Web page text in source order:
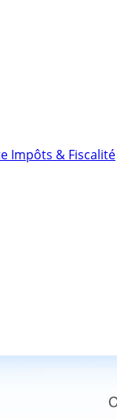
Impôts & Fiscalité